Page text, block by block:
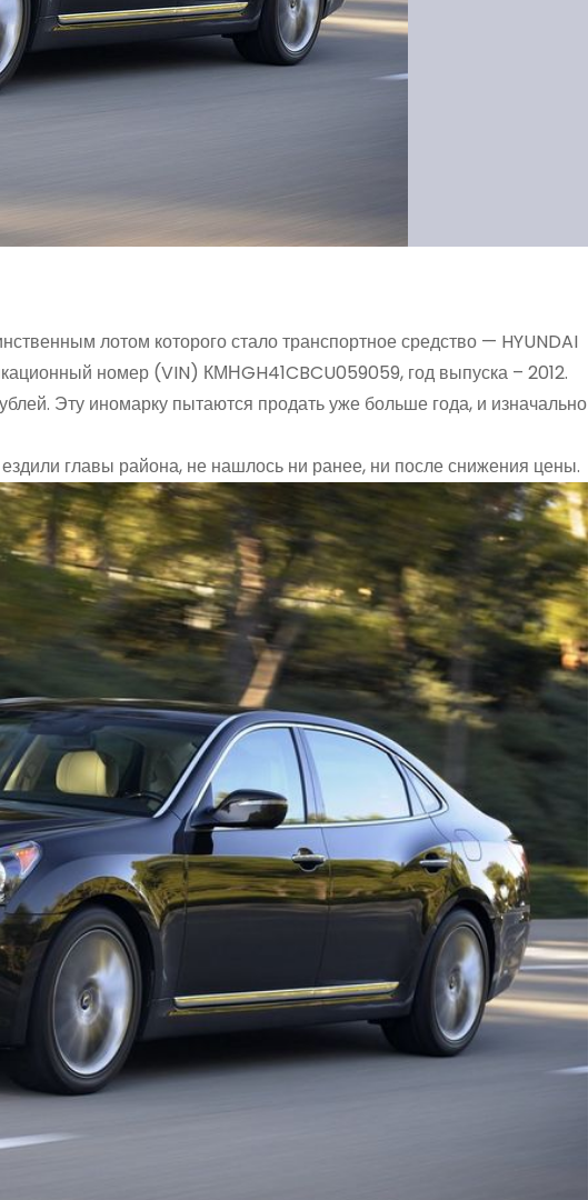
лотом которого стало транспортное средство — HYUNDAI
номер (VIN) КМНGH41CBCU059059, год выпуска – 2012.
Эту иномарку пытаются продать уже больше года, и изначально
главы района, не нашлось ни ранее, ни после снижения цены.